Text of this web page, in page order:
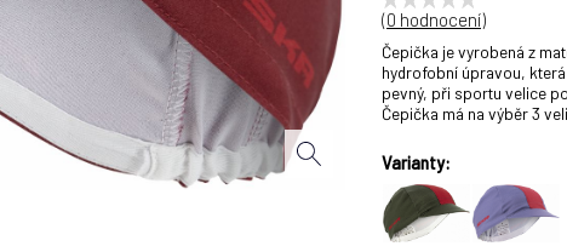
(0 hodnocení)
Čepička je vyrobená z
hydrofobní úpravou,
pevný, při sportu velice
Čepička má na výběr 3
Varianty: